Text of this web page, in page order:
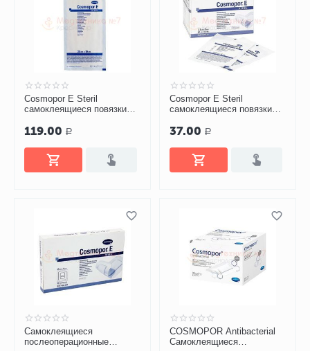
Cosmopor E Steril
самоклеящиеся повязки
119.00 Р
Cosmopor E Steril
самоклеящиеся повязки
37.00 Р
Самоклеящиеся
послеоперационные
COSMOPOR Antibacterial
Самоклеящиеся